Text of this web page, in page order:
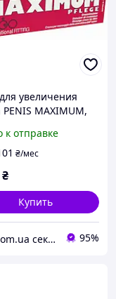
увеличения
MAXIMUM,
к отправке
₴/мес
₴
Купить
sexo.com.ua секс-шоп интернет-магазин 95%